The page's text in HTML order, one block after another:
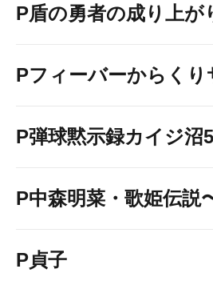
P盾の勇者の成り上が
Pフィーバーからく
P弾球黙示録カイジ
P中森明菜・歌姫伝説
P貞子